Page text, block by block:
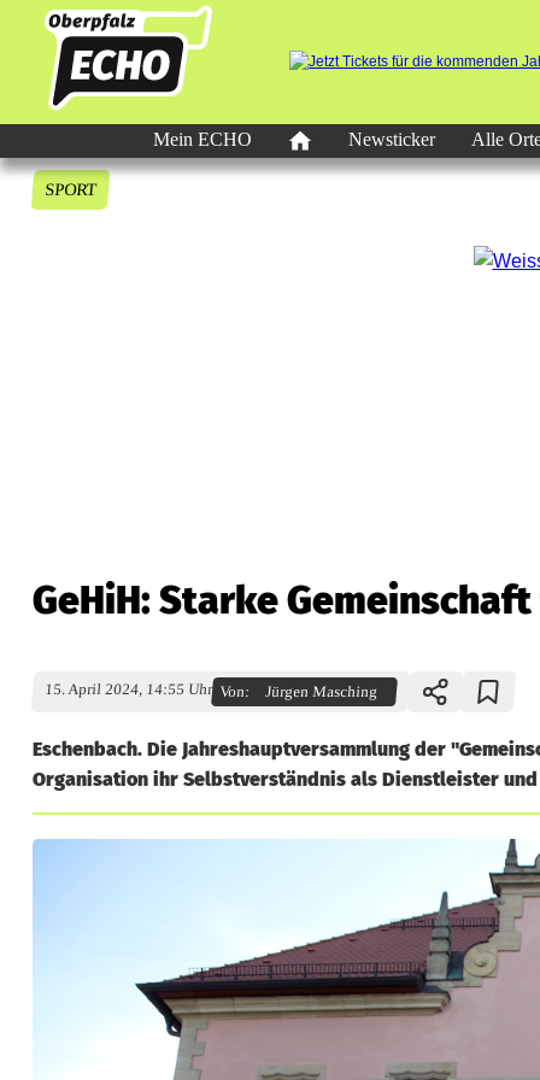
Mein ECHO Newsticker Alle
SPORT
GeHiH: Starke
15. April 2024, 14:55 Uhr Von: Jürgen Masching
Eschenbach. Die Jahreshauptversammlung der
Organisation ihr Selbstverständnis als Dienstleister